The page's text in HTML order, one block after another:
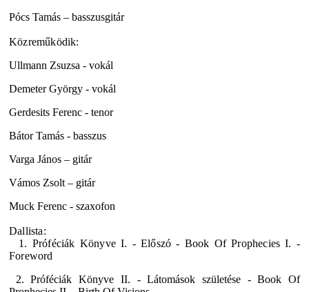
Pócs Tamás – basszusgitár
Közreműködik:
Ullmann Zsuzsa - vokál
Demeter György - vokál
Gerdesits Ferenc - tenor
Bátor Tamás - basszus
Varga János – gitár
Vámos Zsolt – gitár
Muck Ferenc - szaxofon
Dallista:
1. Próféciák Könyve I. - Előszó - Book Of Prophecies I. -
Foreword
2. Próféciák Könyve II. - Látomások születése - Book Of